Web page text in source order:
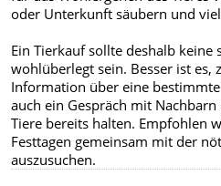
oder Unterkunft säubern und
Ein Tierkauf sollte deshalb
wohlüberlegt sein. Besser ist es,
Information über eine
auch ein Gespräch mit
Tiere bereits halten. Empfohlen
Festtagen gemeinsam mit der
auszusuchen.